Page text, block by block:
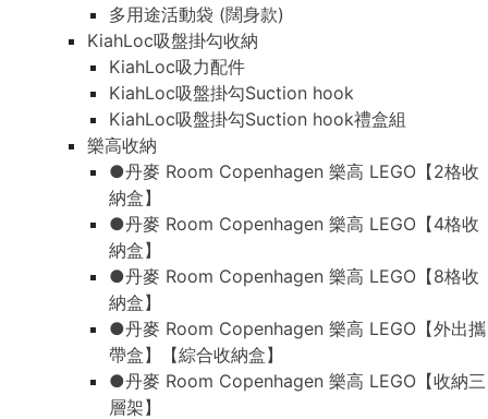
多用途活動袋 (闊身款)
KiahLoc吸盤掛勾收納
KiahLoc吸力配件
KiahLoc吸盤掛勾Suction hook
KiahLoc吸盤掛勾Suction hook禮盒組
樂高收納
●丹麥 Room Copenhagen 樂高 LEGO【2格收
納盒】
●丹麥 Room Copenhagen 樂高 LEGO【4格收
納盒】
●丹麥 Room Copenhagen 樂高 LEGO【8格收
納盒】
●丹麥 Room Copenhagen 樂高 LEGO【外出攜
帶盒】【綜合收納盒】
●丹麥 Room Copenhagen 樂高 LEGO【收納三
層架】